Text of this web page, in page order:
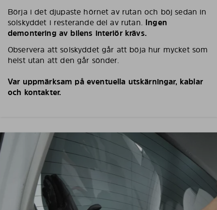
Börja i det djupaste hörnet av rutan och böj sedan in
solskyddet i resterande del av rutan. Ingen
demontering av bilens interiör krävs.
Observera att solskyddet går att böja hur mycket som
helst utan att den går sönder.
Var uppmärksam på eventuella utskärningar, kablar
och kontakter.